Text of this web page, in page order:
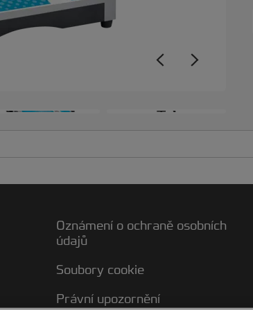
+3
Oznámení o ochraně osobních
údajů
Soubory cookie
Právní upozornění